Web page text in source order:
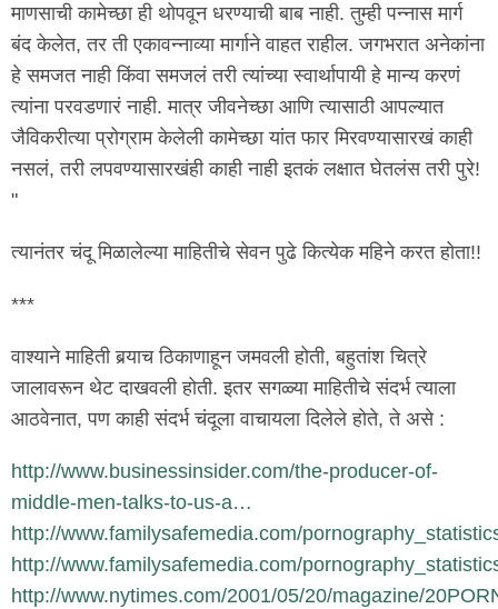
माणसाची कामेच्छा ही थोपवून धरण्याची बाब नाही. तुम्ही पन्नास मार्ग
बंद केलेत, तर ती एकावन्नाव्या मार्गाने वाहत राहील. जगभरात अनेकांना
हे समजत नाही किंवा समजलं तरी त्यांच्या स्वार्थापायी हे मान्य करणं
त्यांना परवडणारं नाही. मात्र जीवनेच्छा आणि त्यासाठी आपल्यात
जैविकरीत्या प्रोग्राम केलेली कामेच्छा यांत फार मिरवण्यासारखं काही
नसलं, तरी लपवण्यासारखंही काही नाही इतकं लक्षात घेतलंस तरी पुरे!
"
त्यानंतर चंदू मिळालेल्या माहितीचे सेवन पुढे कित्येक महिने करत होता!!
***
वाश्याने माहिती बर्‍याच ठिकाणाहून जमवली होती, बहुतांश चित्रे
जालावरून थेट दाखवली होती. इतर सगळ्या माहितीचे संदर्भ त्याला
आठवेनात, पण काही संदर्भ चंदूला वाचायला दिलेले होते, ते असे :
http://www.businessinsider.com/the-producer-of-
middle-men-talks-to-us-a…
http://www.familysafemedia.com/
http://www.familysafemedia.com/
http://www.nytimes.com/2001/05/20/magazine/